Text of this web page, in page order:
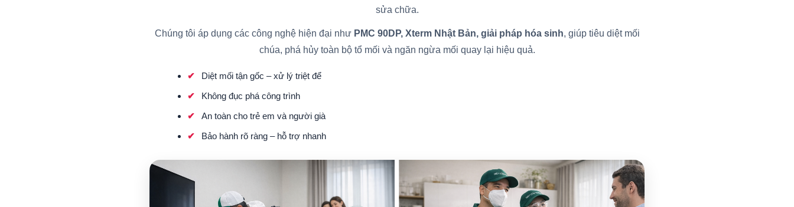
sửa chữa.
Chúng tôi áp dụng các công nghệ hiện đại như PMC 90DP, Xterm Nhật Bản, giải pháp hóa sinh, giúp tiêu diệt mối
chúa, phá hủy toàn bộ tổ mối và ngăn ngừa mối quay lại hiệu quả.
Diệt mối tận gốc – xử lý triệt để
Không đục phá công trình
An toàn cho trẻ em và người già
Bảo hành rõ ràng – hỗ trợ nhanh